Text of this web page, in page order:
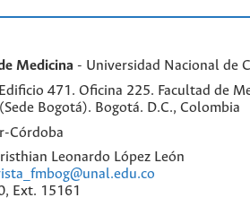
Medicina - Universidad Nacional de
471. Oficina 225. Facultad de
Bogotá). Bogotá. D.C., Colombia
Córdoba
Leonardo López León
Ext. 15161